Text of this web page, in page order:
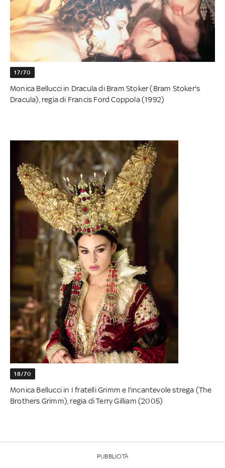
17/70
Monica Bellucci in Dracula di Bram Stoker (Bram Stoker's
Dracula), regia di Francis Ford Coppola (1992)
18/70
Monica Bellucci in I fratelli Grimm e l'incantevole strega (The
Brothers Grimm), regia di Terry Gilliam (2005)
PUBBLICITÀ